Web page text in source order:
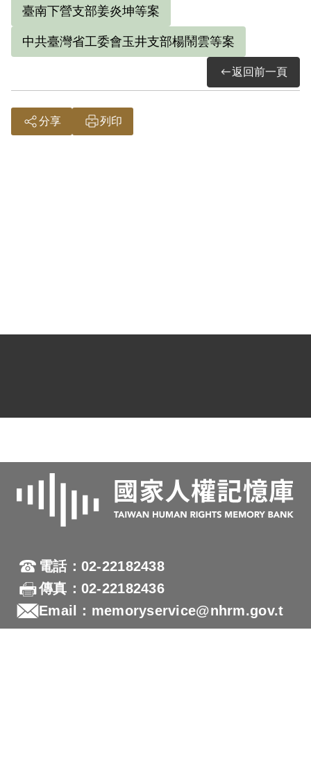
流、沈學之供證為依據。惟原判決對該匪
幫組織之性質與內容均未予以詳查敘明，
且原判決認定其加入匪黨，擔任匪宣傳幹
事，收繳黨費等行為，亦未達意圖以非法
本案非有實據。
臺南下營支部姜炎坤等案
中共臺灣省工委會玉井支部楊鬧雲等案
返回前一頁
分享 列印
電話：02-22182438
傳真：02-22182436
Email：memoryservice@nhrm.gov.t
w